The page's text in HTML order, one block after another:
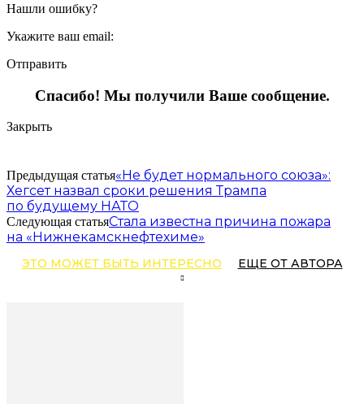
Нашли ошибку?
Укажите ваш email:
Отправить
Спасибо! Мы получили Ваше сообщение.
Закрыть
Предыдущая статья«Не будет нормального союза»:
Хегсет назвал сроки решения Трампа
по будущему НАТО
Следующая статьяСтала известна причина пожара
на «Нижнекамскнефтехиме»
ЭТО МОЖЕТ БЫТЬ ИНТЕРЕСНО ЕЩЕ ОТ АВТОРА